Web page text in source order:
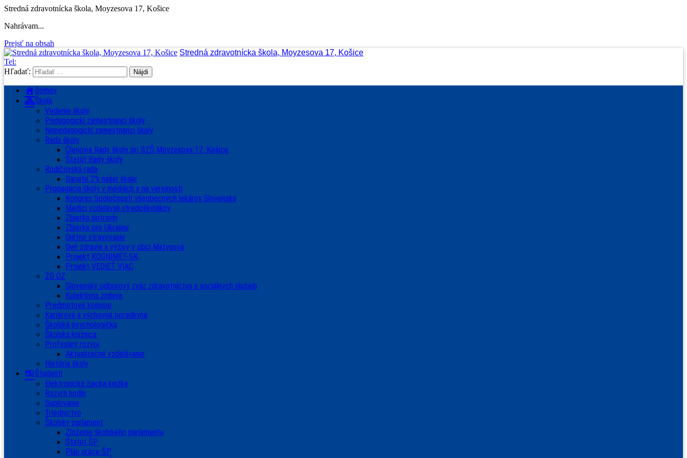
Stredná zdravotnícka škola, Moyzesova 17, Košice
Nahrávam...
Prejsť na obsah
Stredná zdravotnícka škola, Moyzesova 17, Košice
Tel:
Hľadať:
Domov
Škola
Vedenie školy
Pedagogickí zamestnanci školy
Nepedagogickí zamestnanci školy
Rada školy
Členovia Rady školy pri SZŠ Moyzesova 17, Košice
Štatút Rady školy
Rodičovská rada
Darujte 2% našej škole
Propagácia školy v médiách a na verejnosti
Kongres Spoločnosti všeobecných lekárov Slovenska
Medici vzdelávali stredoškolákov
Zbierka potravín
Zbierka pre Ukrajinu
Diétne stravovanie
Deň zdravia a výživy v obci Matysová
Projekt KOGNIMET-SK
Projekt VEDIEŤ VIAC
ZO OZ
Slovenský odborový zväz zdravotníctva a sociálnych služieb
Kolektívna zmluva
Predmetové komisie
Kariérová a výchovná poradkyňa
Školská psychologička
Školská knižnica
Profesijný rozvoj
Aktualizačné vzdelávanie
História školy
Študenti
Elektronická žiacka knižka
Rozvrh hodín
Suplovanie
Triednictvo
Školský parlament
Zloženie školského parlamentu
Štatút ŠP
Plán práce ŠP